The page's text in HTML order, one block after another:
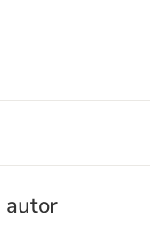
autor